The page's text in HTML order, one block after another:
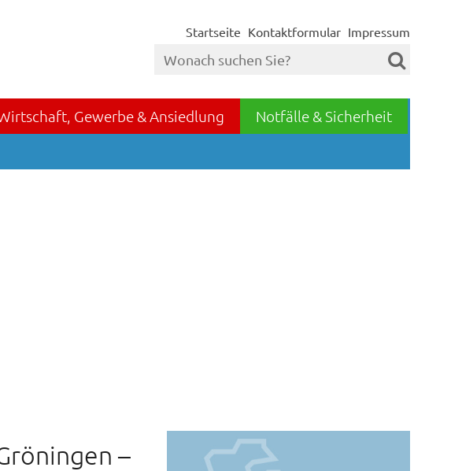
Startseite Kontaktformular Impressum
Gewerbe & Ansiedlung
Notfälle & Sicherheit
–